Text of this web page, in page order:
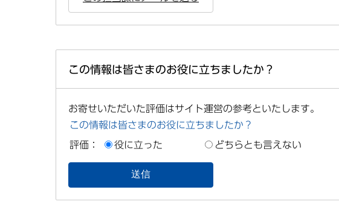
この情報は皆さまのお役に立ちましたか？
お寄せいただいた評価はサイト運営の参考といたします。
この情報は皆さまのお役に立ちましたか？
評価： 役に立った どちらとも言えない